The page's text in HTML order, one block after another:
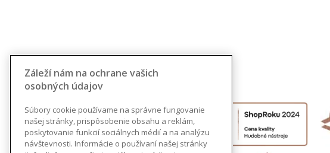
Záleží nám na ochrane vašich
osobných údajov
Súbory cookie používame na správne fungovanie
našej stránky, prispôsobenie obsahu a reklám,
poskytovanie funkcií sociálnych médií a na analýzu
návštevnosti. Informácie o používaní našej stránky